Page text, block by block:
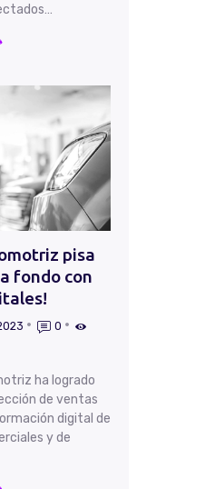
pisa
fondo con
0
ha logrado
de ventas
digital de
y de